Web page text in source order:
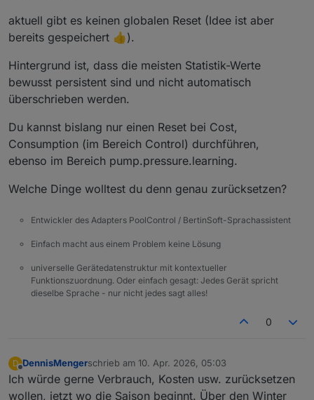
aktuell gibt es keinen globalen Reset (Idee ist aber
bereits gespeichert 👍).
Hintergrund ist, dass die meisten Statistik-Werte
bewusst persistent sind und nicht automatisch
überschrieben werden.
Du kannst bislang nur einen Reset bei Cost,
Consumption (im Bereich Control) durchführen,
ebenso im Bereich pump.pressure.learning.
Welche Dinge wolltest du denn genau zurücksetzen?
Entwickler des Adapters PoolControl / BertinSoft-Sprachassistent
Einfach macht aus einem Problem keine Lösung
universelle Gerätedatenstruktur mit kontextueller
Funktionszuordnung. Oder einfach gesagt: Jedes Gerät spricht
dieselbe Sprache - nur nicht jedes sagt alles!
0
D
Offline
DennisMengerschrieb am 10. Apr. 2026, 05:03
zuletzt editiert von
Ich würde gerne Verbrauch, Kosten usw. zurücksetzen
wollen, jetzt wo die Saison beginnt. Über den Winter